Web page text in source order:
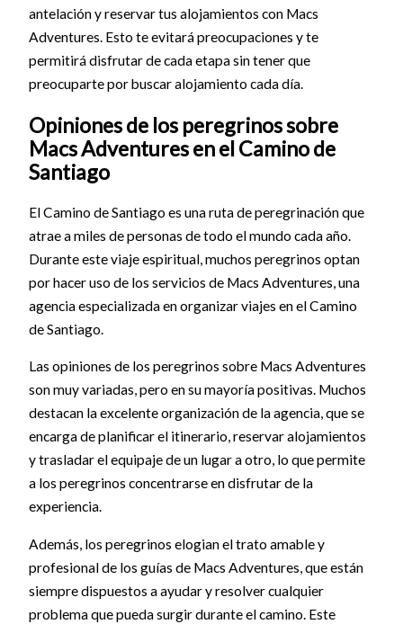
antelación y reservar tus alojamientos con Macs
Adventures. Esto te evitará preocupaciones y te
permitirá disfrutar de cada etapa sin tener que
preocuparte por buscar alojamiento cada día.
Opiniones de los peregrinos sobre
Macs Adventures en el Camino de
Santiago
El Camino de Santiago es una ruta de peregrinación que
atrae a miles de personas de todo el mundo cada año.
Durante este viaje espiritual, muchos peregrinos optan
por hacer uso de los servicios de Macs Adventures, una
agencia especializada en organizar viajes en el Camino
de Santiago.
Las opiniones de los peregrinos sobre Macs Adventures
son muy variadas, pero en su mayoría positivas. Muchos
destacan la excelente organización de la agencia, que se
encarga de planificar el itinerario, reservar alojamientos
y trasladar el equipaje de un lugar a otro, lo que permite
a los peregrinos concentrarse en disfrutar de la
experiencia.
Además, los peregrinos elogian el trato amable y
profesional de los guías de Macs Adventures, que están
siempre dispuestos a ayudar y resolver cualquier
problema que pueda surgir durante el camino. Este